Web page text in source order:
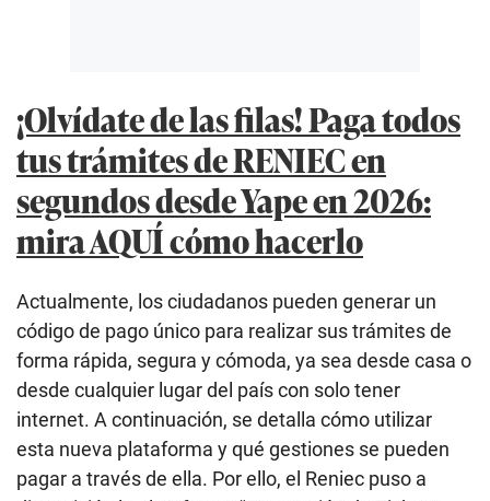
¡Olvídate de las filas! Paga todos
tus trámites de RENIEC en
segundos desde Yape en 2026:
mira AQUÍ cómo hacerlo
Actualmente, los ciudadanos pueden generar un
código de pago único para realizar sus trámites de
forma rápida, segura y cómoda, ya sea desde casa o
desde cualquier lugar del país con solo tener
internet. A continuación, se detalla cómo utilizar
esta nueva plataforma y qué gestiones se pueden
pagar a través de ella. Por ello, el Reniec puso a